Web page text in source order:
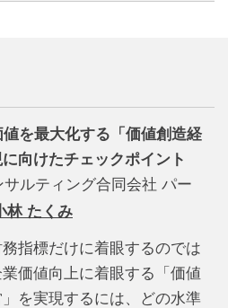
値を最大化する「価値創造経
向けたチェックポイント
サルティング合同会社 パー
林 たくみ
指標だけに着眼するのでは
価値向上に着眼する「価値
を実現するには、どの水準